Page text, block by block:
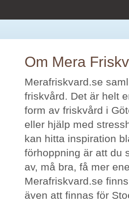
Om Mera
Merafriskvard.se
friskvård. Det är helt
form av friskvård i
eller hjälp med
kan hitta inspiration
förhoppning är att du
av, må bra, få mer
Merafriskvard.se
även att finnas för